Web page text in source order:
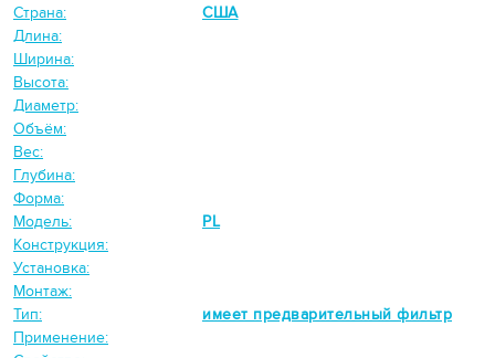
Страна:
США
Длина:
Ширина:
Высота:
Диаметр:
Объём:
Вес:
Глубина:
Форма:
Модель:
PL
Конструкция:
Установка:
Монтаж:
Тип:
имеет предварительный фильтр
Применение: